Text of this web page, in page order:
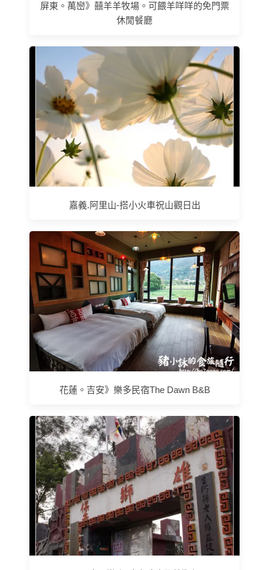
屏東。萬巒》囍羊羊牧場。可餵羊咩咩的免門票
休閒餐廳
嘉義.阿里山-搭小火車祝山觀日出
花蓮。吉安》樂多民宿The Dawn B&B